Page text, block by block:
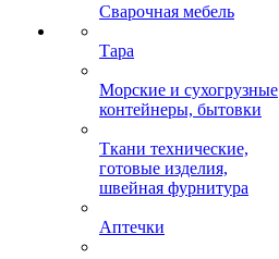
Сварочная мебель
Тара
Морские и сухогрузные
контейнеры, бытовки
Ткани технические,
готовые изделия,
швейная фурнитура
Аптечки